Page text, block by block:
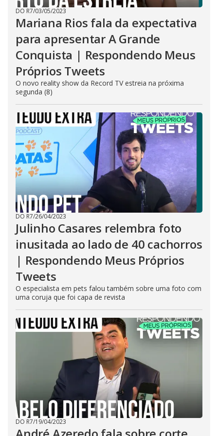
DO R7/03/05/2023
Mariana Rios fala da expectativa
para apresentar A Grande
Conquista | Respondendo Meus
Próprios Tweets
O novo reality show da Record TV estreia na próxima
segunda (8)
DO R7/26/04/2023
Julinho Casares relembra foto
inusitada ao lado de 40 cachorros
| Respondendo Meus Próprios
Tweets
O especialista em pets falou também sobre uma foto com
uma coruja que foi capa de revista
DO R7/19/04/2023